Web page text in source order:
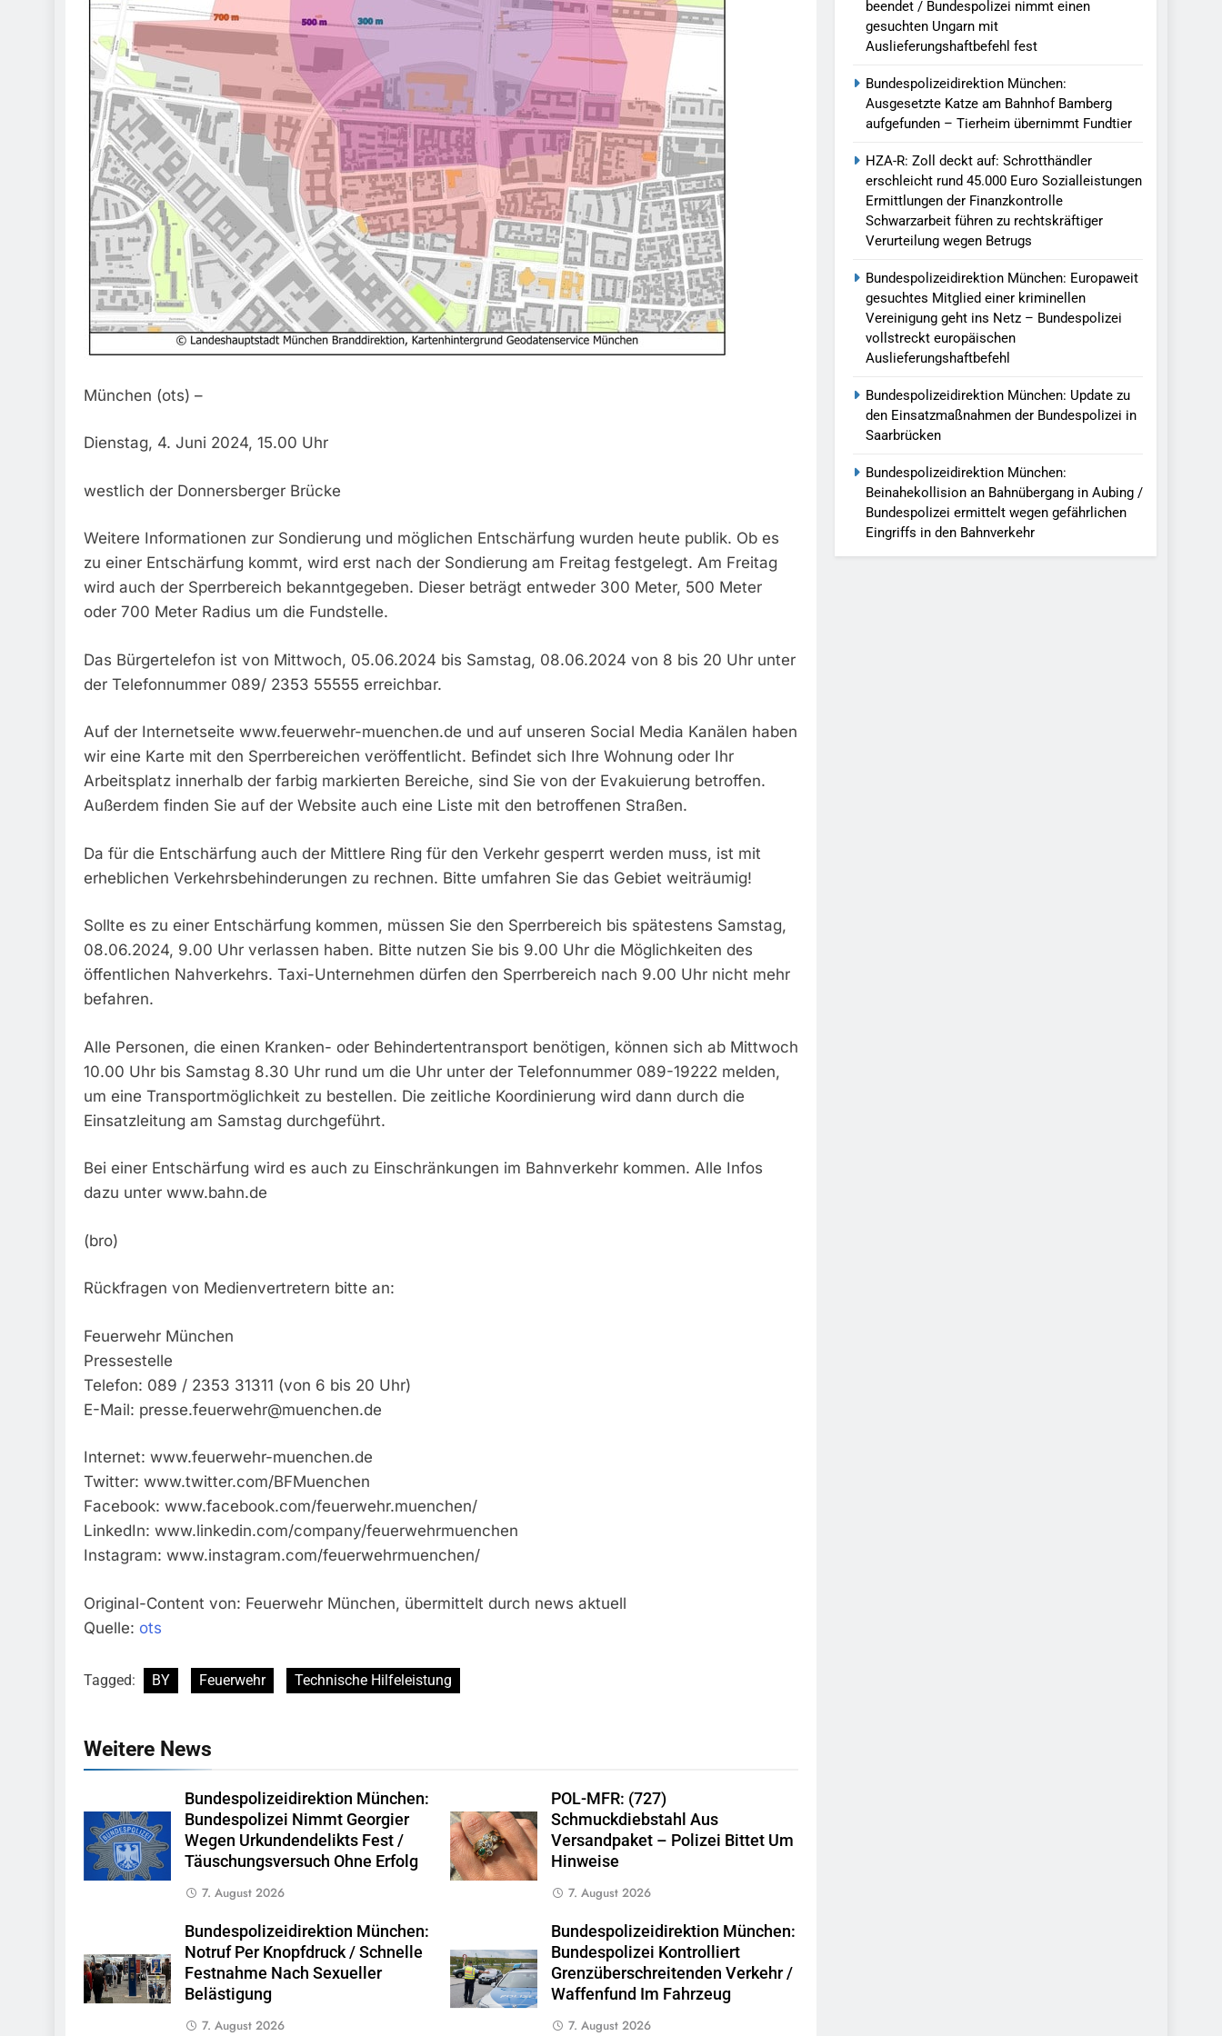
München (ots) –
Dienstag, 4. Juni 2024, 15.00 Uhr
westlich der Donnersberger Brücke
Weitere Informationen zur Sondierung und möglichen Entschärfung wurden heute publik. Ob es
zu einer Entschärfung kommt, wird erst nach der Sondierung am Freitag festgelegt. Am Freitag
wird auch der Sperrbereich bekanntgegeben. Dieser beträgt entweder 300 Meter, 500 Meter
oder 700 Meter Radius um die Fundstelle.
Das Bürgertelefon ist von Mittwoch, 05.06.2024 bis Samstag, 08.06.2024 von 8 bis 20 Uhr unter
der Telefonnummer 089/ 2353 55555 erreichbar.
Auf der Internetseite www.feuerwehr-muenchen.de und auf unseren Social Media Kanälen haben
wir eine Karte mit den Sperrbereichen veröffentlicht. Befindet sich Ihre Wohnung oder Ihr
Arbeitsplatz innerhalb der farbig markierten Bereiche, sind Sie von der Evakuierung betroffen.
Außerdem finden Sie auf der Website auch eine Liste mit den betroffenen Straßen.
Da für die Entschärfung auch der Mittlere Ring für den Verkehr gesperrt werden muss, ist mit
erheblichen Verkehrsbehinderungen zu rechnen. Bitte umfahren Sie das Gebiet weiträumig!
Sollte es zu einer Entschärfung kommen, müssen Sie den Sperrbereich bis spätestens Samstag,
08.06.2024, 9.00 Uhr verlassen haben. Bitte nutzen Sie bis 9.00 Uhr die Möglichkeiten des
öffentlichen Nahverkehrs. Taxi-Unternehmen dürfen den Sperrbereich nach 9.00 Uhr nicht mehr
befahren.
Alle Personen, die einen Kranken- oder Behindertentransport benötigen, können sich ab Mittwoch
10.00 Uhr bis Samstag 8.30 Uhr rund um die Uhr unter der Telefonnummer 089-19222 melden,
um eine Transportmöglichkeit zu bestellen. Die zeitliche Koordinierung wird dann durch die
Einsatzleitung am Samstag durchgeführt.
Bei einer Entschärfung wird es auch zu Einschränkungen im Bahnverkehr kommen. Alle Infos
dazu unter www.bahn.de
(bro)
Rückfragen von Medienvertretern bitte an:
Feuerwehr München
Pressestelle
Telefon: 089 / 2353 31311 (von 6 bis 20 Uhr)
E-Mail: presse.feuerwehr@muenchen.de
Internet: www.feuerwehr-muenchen.de
Twitter: www.twitter.com/BFMuenchen
Facebook: www.facebook.com/feuerwehr.muenchen/
LinkedIn: www.linkedin.com/company/feuerwehrmuenchen
Instagram: www.instagram.com/feuerwehrmuenchen/
Original-Content von: Feuerwehr München, übermittelt durch news aktuell
Quelle: ots
Tagged: BY Feuerwehr Technische Hilfeleistung
Weitere News
Bundespolizeidirektion München:
Bundespolizei Nimmt Georgier
Wegen Urkundendelikts Fest /
Täuschungsversuch Ohne Erfolg
7. August 2026
POL-MFR: (727)
Schmuckdiebstahl Aus
Versandpaket – Polizei Bittet Um
Hinweise
7. August 2026
Bundespolizeidirektion München:
Notruf Per Knopfdruck / Schnelle
Festnahme Nach Sexueller
Belästigung
7. August 2026
Bundespolizeidirektion München:
Bundespolizei Kontrolliert
Grenzüberschreitenden Verkehr /
Waffenfund Im Fahrzeug
7. August 2026
beendet / Bundespolizei nimmt einen
gesuchten Ungarn mit
Auslieferungshaftbefehl fest
Bundespolizeidirektion München:
Ausgesetzte Katze am Bahnhof Bamberg
aufgefunden – Tierheim übernimmt Fundtier
HZA-R: Zoll deckt auf: Schrotthändler
erschleicht rund 45.000 Euro Sozialleistungen
Ermittlungen der Finanzkontrolle
Schwarzarbeit führen zu rechtskräftiger
Verurteilung wegen Betrugs
Bundespolizeidirektion München: Europaweit
gesuchtes Mitglied einer kriminellen
Vereinigung geht ins Netz – Bundespolizei
vollstreckt europäischen
Auslieferungshaftbefehl
Bundespolizeidirektion München: Update zu
den Einsatzmaßnahmen der Bundespolizei in
Saarbrücken
Bundespolizeidirektion München:
Beinahekollision an Bahnübergang in Aubing /
Bundespolizei ermittelt wegen gefährlichen
Eingriffs in den Bahnverkehr